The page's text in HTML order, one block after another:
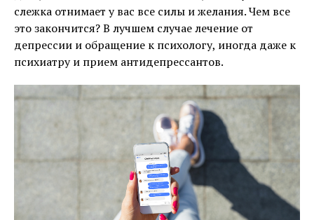
слежка отнимает у вас все силы и желания. Чем все
это закончится? В лучшем случае лечение от
депрессии и обращение к психологу, иногда даже к
психиатру и прием антидепрессантов.